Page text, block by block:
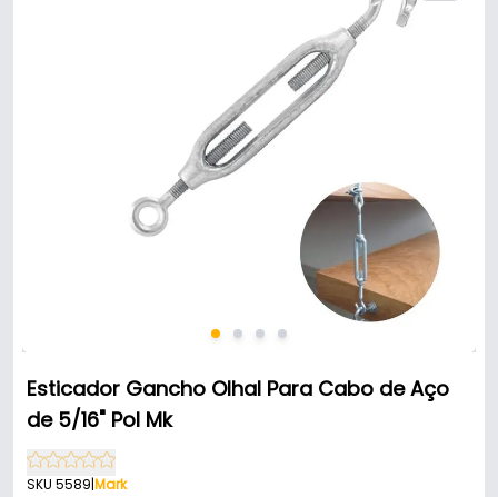
Esticador Gancho Olhal Para Cabo de Aço
de 5/16" Pol Mk
SKU 5589|Mark